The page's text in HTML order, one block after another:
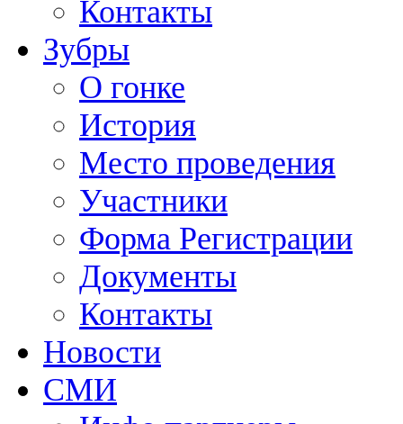
Контакты
Зубры
О гонке
История
Место проведения
Участники
Форма Регистрации
Документы
Контакты
Новости
СМИ